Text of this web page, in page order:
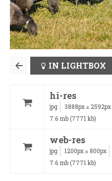
IN LIGHTBOX
hi-res
jpg 3888px x 2592px
7.6 mb (7771 kb)
web-res
jpg 1200px x 800px
7.6 mb (7771 kb)